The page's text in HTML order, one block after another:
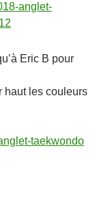
Eric B pour
haut les couleurs